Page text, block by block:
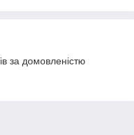
за домовленістю